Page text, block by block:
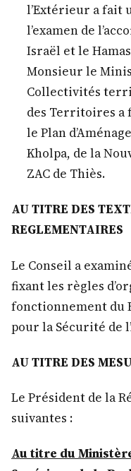
l’Extérieur a fait
l’examen de
Israël et le
Monsieur le
Collectivités
des Territoires a
le Plan
Kholpa, de la
ZAC de Thiès.
AU TITRE DES
REGLEMENTAIRES
Le Conseil a
fixant les règles
fonctionnement du
pour la Sécurité de
AU TITRE DES
Le Président de la
suivantes :
Au titre du